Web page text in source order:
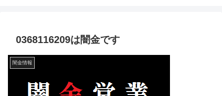
0368116209は闇金です
闇金情報